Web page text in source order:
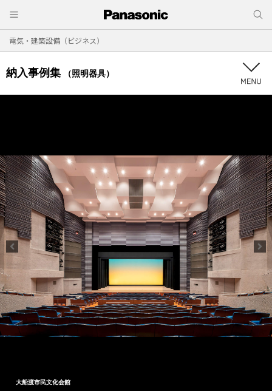
電気・建築設備（ビジネス）
納入事例集 （照明器具）